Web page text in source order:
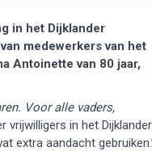
in het Dijklander
medewerkers van het
Antoinette van 80 jaar,
Voor alle vaders,
vrijwilligers in het Dijklander
extra aandacht